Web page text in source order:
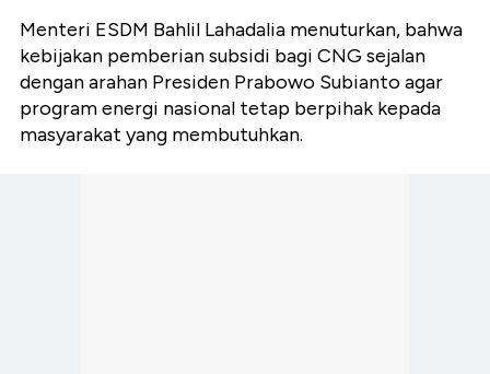
Menteri ESDM Bahlil Lahadalia menuturkan, bahwa
kebijakan pemberian subsidi bagi CNG sejalan
dengan arahan Presiden Prabowo Subianto agar
program energi nasional tetap berpihak kepada
masyarakat yang membutuhkan.